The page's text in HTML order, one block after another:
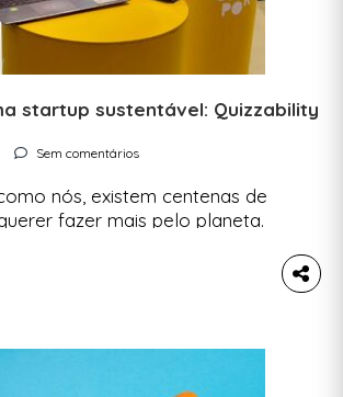
startup sustentável: Quizzability
Sem comentários
nós, existem centenas de
fazer mais pelo planeta.
deles esperar. Uma